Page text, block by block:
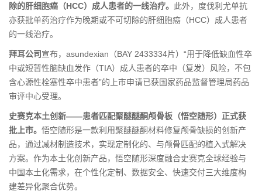
除的肝细胞癌（HCC）成人患者的一线治疗。 此外，度伐利尤单抗
亦获批单药治疗作为晚期或不可切除的肝细胞癌（HCC）成人患者
的一线治疗。
拜耳公司宣布，asundexian（BAY 2433334片）“用于降低缺血性卒
中或短暂性脑缺血发作（TIA）成人患者的卒中（复发）风险，不包
含心源性栓塞性卒中患者”的上市申请已获国家药品监督管理局药品
审评中心受理。
史赛克本土创新——患者匹配聚醚醚酮颅骨板（悟空随形）正式获
批上市。 悟空随形是一款利用聚醚醚酮材料修复颅骨缺损的创新产
品，通过减材制造技术，实现定制化的、与颅骨匹配的植入式解决
方案。作为本土化创新产品，悟空随形深度融合史赛克全球经验与
中国本土化需求，在个性化定制、数据安全、快速交付三大维度构
建差异化聚合优势。